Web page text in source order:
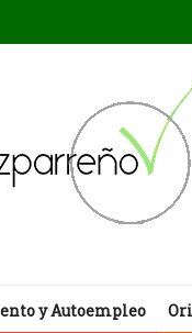
y Autoempleo